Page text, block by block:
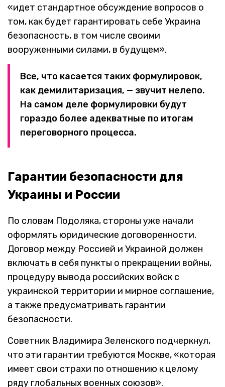
«идет стандартное обсуждение вопросов о
том, как будет гарантировать себе Украина
безопасность, в том числе своими
вооруженными силами, в будущем».
Все, что касается таких формулировок,
как демилитаризация, — звучит нелепо.
На самом деле формулировки будут
гораздо более адекватные по итогам
переговорного процесса.
Гарантии безопасности для
Украины и России
По словам Подоляка, стороны уже начали
оформлять юридические договоренности.
Договор между Россией и Украиной должен
включать в себя пункты о прекращении войны,
процедуру вывода российских войск с
украинской территории и мирное соглашение,
а также предусматривать гарантии
безопасности.
Советник Владимира Зеленского подчеркнул,
что эти гарантии требуются Москве, «которая
имеет свои страхи по отношению к целому
ряду глобальных военных союзов».